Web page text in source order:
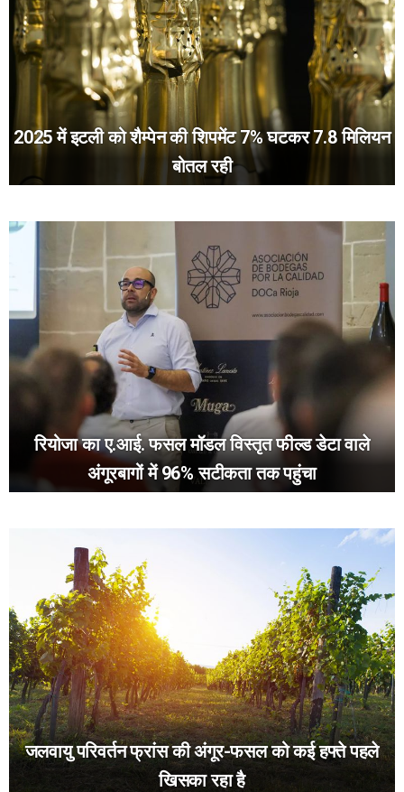
2025 में इटली को शैम्पेन की शिपमेंट 7% घटकर 7.8 मिलियन
बोतल रही
रियोजा का ए.आई. फसल मॉडल विस्तृत फील्ड डेटा वाले
अंगूरबागों में 96% सटीकता तक पहुंचा
जलवायु परिवर्तन फ्रांस की अंगूर-फसल को कई हफ्ते पहले
खिसका रहा है